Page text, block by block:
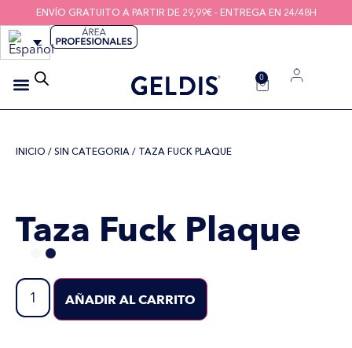
ENVÍO GRATUITO A PARTIR DE 29,99€ - ENTREGA EN 24/48H
0
INICIO / SIN CATEGORIA / TAZA FUCK PLAQUE
Taza Fuck Plaque
AÑADIR AL CARRITO